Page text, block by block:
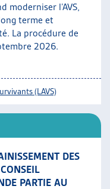
moderniser l’AVS,
terme et
La procédure de
2026.
(LAVS)
DES
PARTIE AU